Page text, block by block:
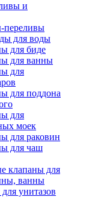
и
переливы
для воды
для биде
для ванны
для
для поддона
для
моек
для раковин
для чаш
клапаны для
ванны
унитазов